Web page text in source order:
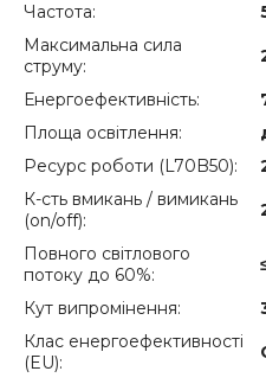
Частота:
Максимальна сила
струму:
Енергоефективність:
Площа освітлення:
Ресурс роботи (L70B50):
К-сть вмикань / вимикань
(on/off):
Повного світлового
потоку до 60%:
Кут випромінення:
Клас енергоефективності
(EU):